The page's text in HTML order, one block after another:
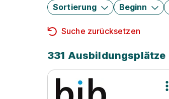
Sortierung Beginn
Suche zurücksetzen
331 Ausbildungsplätze